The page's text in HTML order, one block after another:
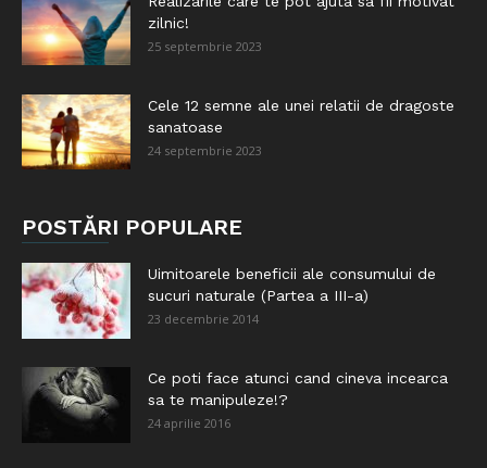
zilnic!
25 septembrie 2023
Cele 12 semne ale unei relatii de dragoste
sanatoase
24 septembrie 2023
POSTĂRI POPULARE
Uimitoarele beneficii ale consumului de
sucuri naturale (Partea a III-a)
23 decembrie 2014
Ce poti face atunci cand cineva incearca
sa te manipuleze!?
24 aprilie 2016